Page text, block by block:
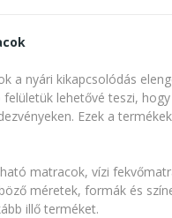
a nyári kikapcsolódás
lehetővé teszi,
Ezek a
matracok, vízi
méretek, formák és
illő terméket.